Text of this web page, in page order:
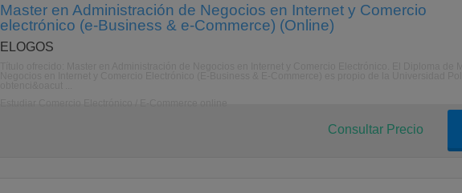
Master en Administración de Negocios en Internet y Comercio
electrónico (e-Business & e-Commerce) (Online)
ELOGOS
Consultar Precio